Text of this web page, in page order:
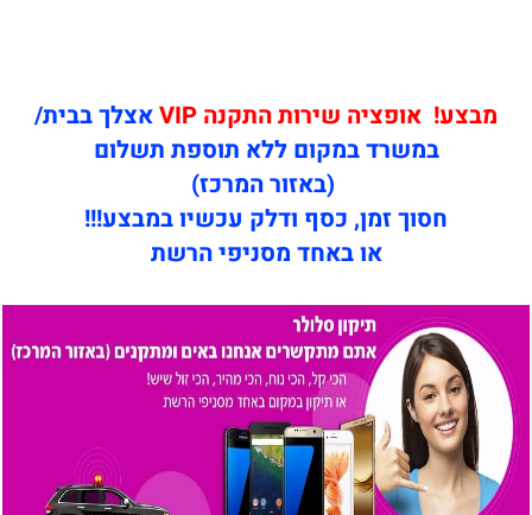
מבצע! אופציה שירות התקנה VIP
אצלך בבית/
במשרד במקום ללא תוספת תשלום
(באזור המרכז)
חסוך זמן, כסף ודלק עכשיו במבצע!!!
או באחד מסניפי הרשת